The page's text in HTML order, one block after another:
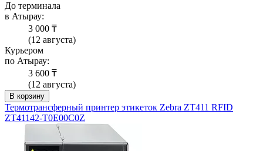
До терминала
в Атырау:
3 000 ₸
(12 августа)
Курьером
по Атырау:
3 600 ₸
(12 августа)
В корзину
Термотрансферный принтер этикеток Zebra ZT411 RFID
ZT41142-T0E00C0Z